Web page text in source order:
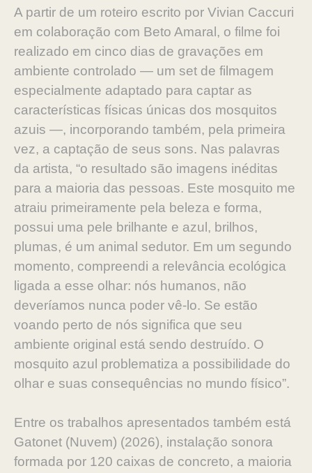
A partir de um roteiro escrito por Vivian Caccuri
em colaboração com Beto Amaral, o filme foi
realizado em cinco dias de gravações em
ambiente controlado — um set de filmagem
especialmente adaptado para captar as
características físicas únicas dos mosquitos
azuis —, incorporando também, pela primeira
vez, a captação de seus sons. Nas palavras
da artista, “o resultado são imagens inéditas
para a maioria das pessoas. Este mosquito me
atraiu primeiramente pela beleza e forma,
possui uma pele brilhante e azul, brilhos,
plumas, é um animal sedutor. Em um segundo
momento, compreendi a relevância ecológica
ligada a esse olhar: nós humanos, não
deveríamos nunca poder vê-lo. Se estão
voando perto de nós significa que seu
ambiente original está sendo destruído. O
mosquito azul problematiza a possibilidade do
olhar e suas consequências no mundo físico”.
Entre os trabalhos apresentados também está
Gatonet (Nuvem) (2026), instalação sonora
formada por 120 caixas de concreto, a maioria